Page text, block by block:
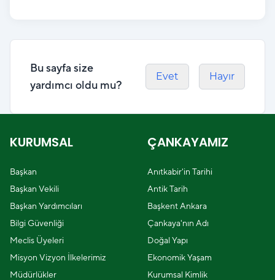
Bu sayfa size
yardımcı oldu mu?
Evet Hayır
KURUMSAL
Başkan
Başkan Vekili
Başkan Yardımcıları
Bilgi Güvenliği
Meclis Üyeleri
Misyon Vizyon İlkelerimiz
Müdürlükler
ÇANKAYAMIZ
Anıtkabir'in Tarihi
Antik Tarih
Başkent Ankara
Çankaya'nın Adı
Doğal Yapı
Ekonomik Yaşam
Kurumsal Kimlik